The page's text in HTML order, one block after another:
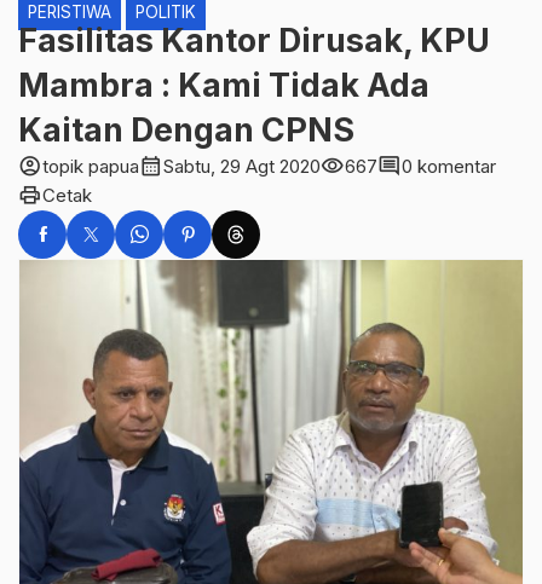
PERISTIWA POLITIK
Fasilitas Kantor Dirusak, KPU
Mambra : Kami Tidak Ada
Kaitan Dengan CPNS
account_circletopik papuacalendar_monthSabtu, 29 Agt 2020visibility667comment0 komentar
printCetak